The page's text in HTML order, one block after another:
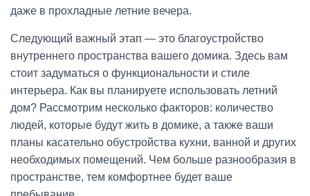
даже в прохладные летние вечера.
Следующий важный этап — это благоустройство
внутреннего пространства вашего домика. Здесь вам
стоит задуматься о функциональности и стиле
интерьера. Как вы планируете использовать летний
дом? Рассмотрим несколько факторов: количество
людей, которые будут жить в домике, а также ваши
планы касательно обустройства кухни, ванной и других
необходимых помещений. Чем больше разнообразия в
пространстве, тем комфортнее будет ваше